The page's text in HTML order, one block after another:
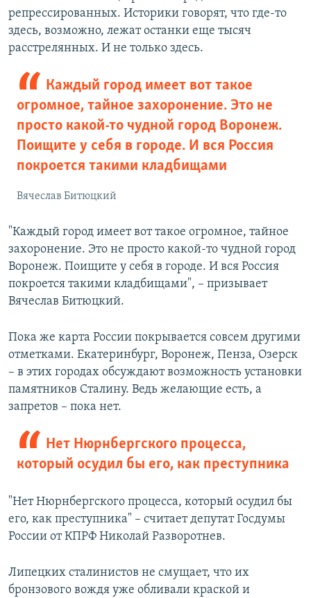
репрессированных. Историки говорят, что где-то
здесь, возможно, лежат останки еще тысяч
расстрелянных. И не только здесь.
Каждый город имеет вот такое
огромное, тайное захоронение. Это не
просто какой-то чудной город Воронеж.
Поищите у себя в городе. И вся Россия
покроется такими кладбищами
Вячеслав Битюцкий
"Каждый город имеет вот такое огромное, тайное
захоронение. Это не просто какой-то чудной город
Воронеж. Поищите у себя в городе. И вся Россия
покроется такими кладбищами", – призывает
Вячеслав Битюцкий.
Пока же карта России покрывается совсем другими
отметками. Екатеринбург, Воронеж, Пенза, Озерск
– в этих городах обсуждают возможность установки
памятников Сталину. Ведь желающие есть, а
запретов – пока нет.
Нет Нюрнбергского процесса,
который осудил бы его, как преступника
"Нет Нюрнбергского процесса, который осудил бы
его, как преступника" – считает депутат Госдумы
России от КПРФ Николай Разворотнев.
Липецких сталинистов не смущает, что их
бронзового вождя уже обливали краской и